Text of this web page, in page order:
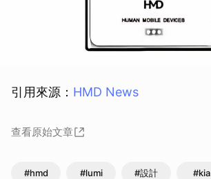
引用來源： HMD News
查看原始文章
#hmd #lumi #設計 #kia